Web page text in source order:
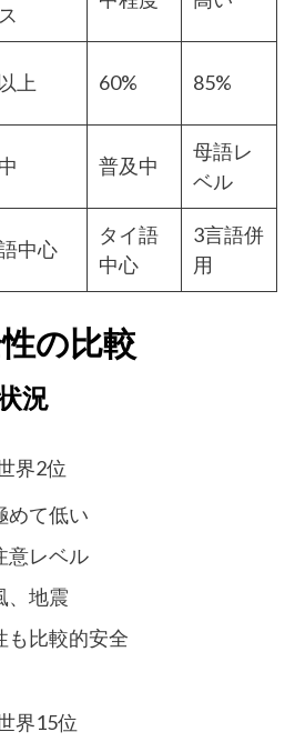
上 60% 85%
普及中
母語レ
ベル
中心
タイ語
中心
3言語併
用
の比較
況
界2位
めて低い
意レベル
、地震
も比較的安全
界15位